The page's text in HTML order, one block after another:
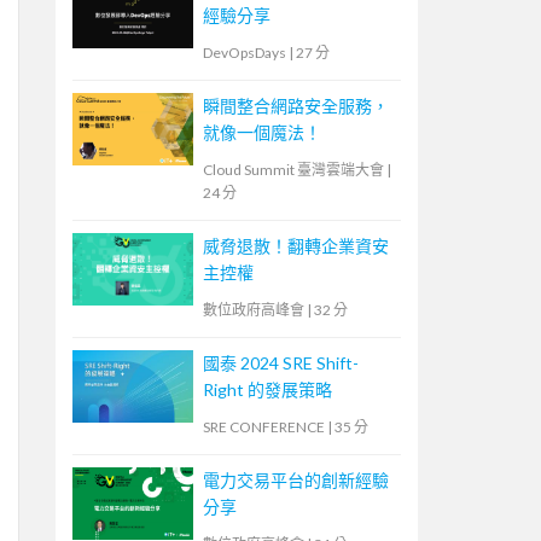
經驗分享
DevOpsDays | 27 分
瞬間整合網路安全服務，
就像一個魔法！
Cloud Summit 臺灣雲端大會 |
24 分
威脅退散！翻轉企業資安
主控權
數位政府高峰會 | 32 分
國泰 2024 SRE Shift-
Right 的發展策略
SRE CONFERENCE | 35 分
電力交易平台的創新經驗
分享